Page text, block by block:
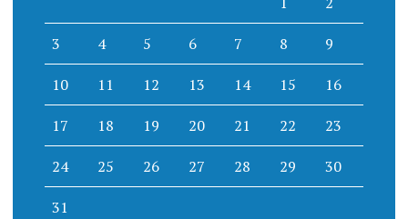
3 4 5 6 7 8 9
10 11 12 13 14 15 16
17 18 19 20 21 22 23
24 25 26 27 28 29 30
31